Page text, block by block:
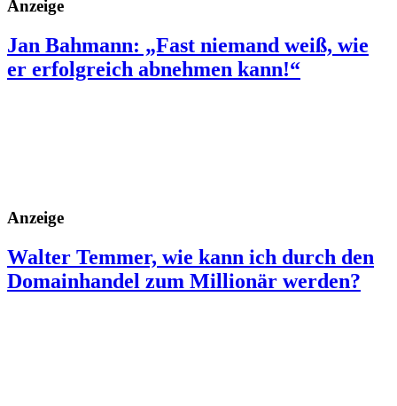
Anzeige
Jan Bahmann: „Fast niemand weiß, wie
er erfolgreich abnehmen kann!“
Anzeige
Walter Temmer, wie kann ich durch den
Domainhandel zum Millionär werden?